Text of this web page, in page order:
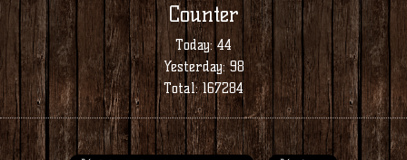
Counter
Today: 44
Yesterday:98
Total:167284